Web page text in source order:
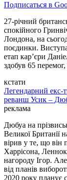
Подписаться в
27-річний
спокійного
Лондона, на
поєдинки.
етап кар’єри
здобув 65 перемог,
кстати
Легендарний екс-
реванш Усик –
реклама
Дюбуа на
Великої Британії
вірив у те, що
Харрісона,
нагороду Ігор.
від планів
2020 року планує